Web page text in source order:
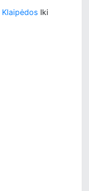
Klaipėdos Iki